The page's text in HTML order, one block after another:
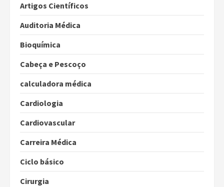
Artigos Científicos
Auditoria Médica
Bioquímica
Cabeça e Pescoço
calculadora médica
Cardiologia
Cardiovascular
Carreira Médica
Ciclo básico
Cirurgia